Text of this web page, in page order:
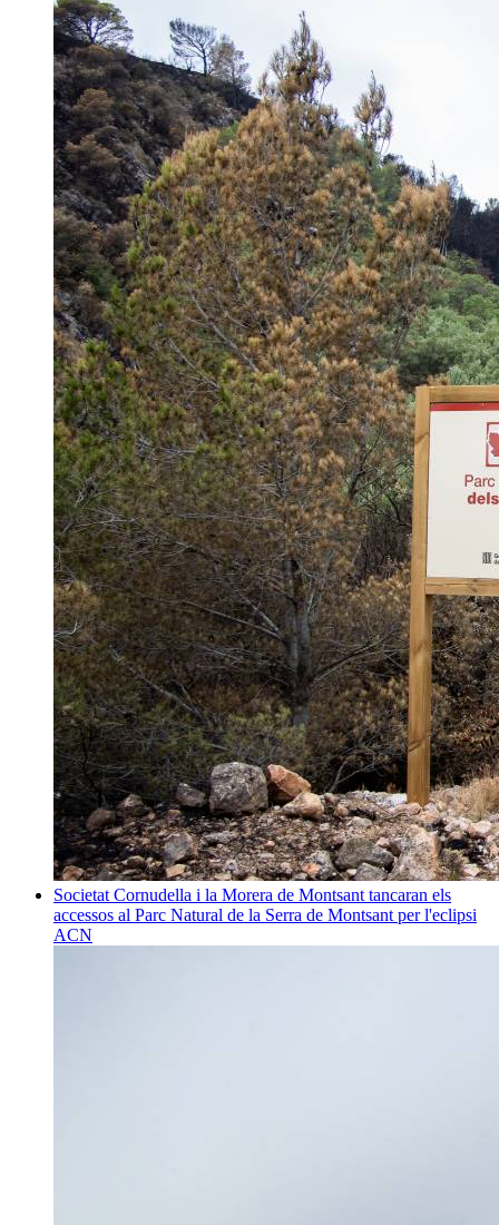
Societat Cornudella i la Morera de Montsant tancaran els
accessos al Parc Natural de la Serra de Montsant per l'eclipsi
ACN